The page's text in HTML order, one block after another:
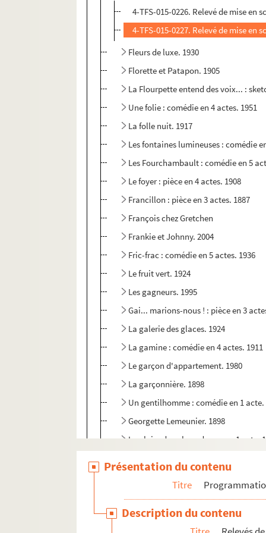
4-TFS-015-0226. Relevé de mise en
4-TFS-015-0227. Relevé de mise en
Fleurs de luxe. 1930
Florette et Patapon. 1905
La Flourpette entend des voix... :
Une folie : comédie en 4 actes. 1951
La folle nuit. 1917
Les fontaines lumineuses : comédie
Les Fourchambault : comédie en 5
Le foyer : pièce en 4 actes. 1908
Francillon : pièce en 3 actes. 1887
François chez Gretchen
Frankie et Johnny. 2004
Fric-frac : comédie en 5 actes. 1936
Le fruit vert. 1924
Les gagneurs. 1995
Gai... marions-nous ! : pièce en 3
La galerie des glaces. 1924
La gamine : comédie en 4 actes. 1911
Le garçon d'appartement. 1980
La garçonnière. 1898
Un gentilhomme : comédie en 1 acte.
Georgette Lemeunier. 1898
La gloire du sabre : drame en 1 acte.
Les grands garçons : comédie en 1
Présentation du contenu
Titre
Description du contenu